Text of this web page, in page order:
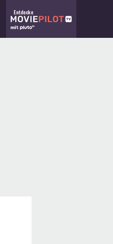
Entdecke